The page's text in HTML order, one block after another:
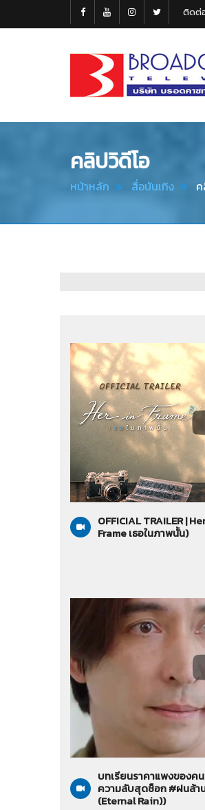
ติดต่
Thai
คลิปวิดีโอ
หน้าหลัก สื่อบันเทิง
26-07-2569
Her
OFFICIAL TRAILER |
Frame เธอในภาพนั้น)
12-06-2569
ฝนล้า
บทเรียนราคาแพงของค
ความลับสุดช็อก #ฝนล้า
(Eternal Rain))